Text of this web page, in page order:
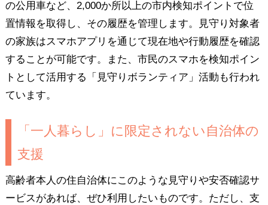
の公用車など、2,000か所以上の市内検知ポイントで位
置情報を取得し、その履歴を管理します。見守り対象者
の家族はスマホアプリを通じて現在地や行動履歴を確認
することが可能です。また、市民のスマホを検知ポイン
トとして活用する「見守りボランティア」活動も行われ
ています。
「一人暮らし」に限定されない自治体の
支援
高齢者本人の住自治体にこのような見守りや安否確認サ
ービスがあれば、ぜひ利用したいものです。ただし、支